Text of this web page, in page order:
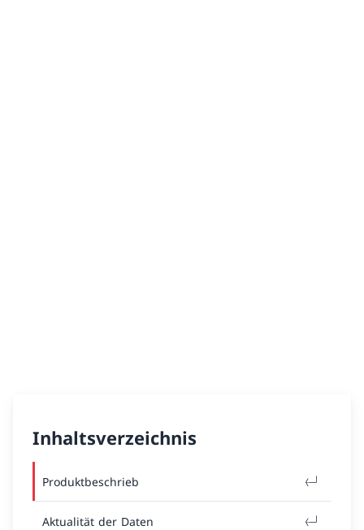
Inhaltsverzeichnis
Produktbeschrieb
Aktualität der Daten